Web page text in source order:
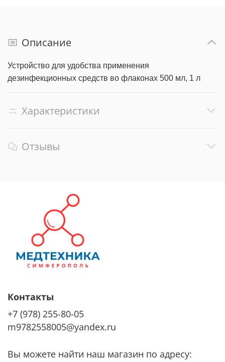
Описание
Устройство для удобства применения
дезинфекционных средств во флаконах 500 мл, 1 л
Характеристики
Отзывы
Контакты
+7 (978) 255-80-05
m9782558005@yandex.ru
Вы можете найти наш магазин по адресу: